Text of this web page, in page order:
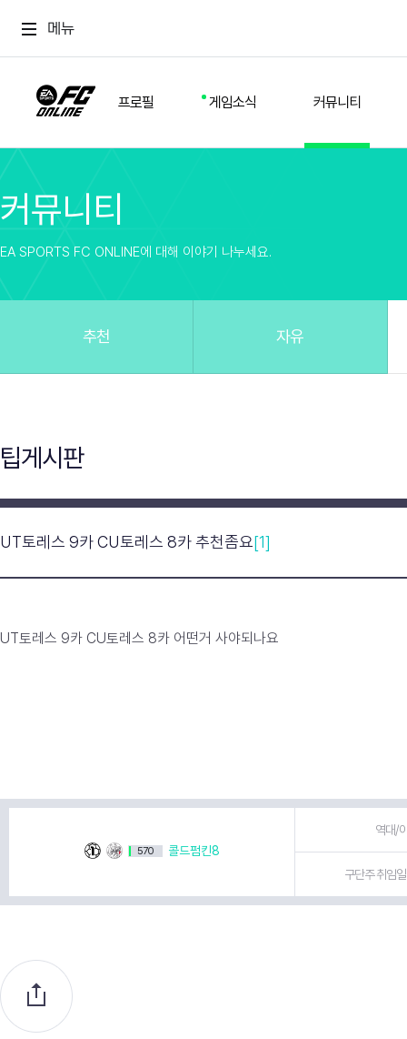
메뉴
프로필 게임소식 커뮤니티
스쿼드
커뮤니티
방명록
업데이트
유저 가이드
게임 플레이 버그 제보
커뮤니티
EA SPORTS FC ONLINE에 대해 이야기 나누세요.
추천 자유
팁게시판
UT토레스 9카 CU토레스 8카 추천좀요[1]
UT토레스 9카 CU토레스 8카 어떤거 사야되나요
570 콜드펌킨8
역대/
구단주 취임일